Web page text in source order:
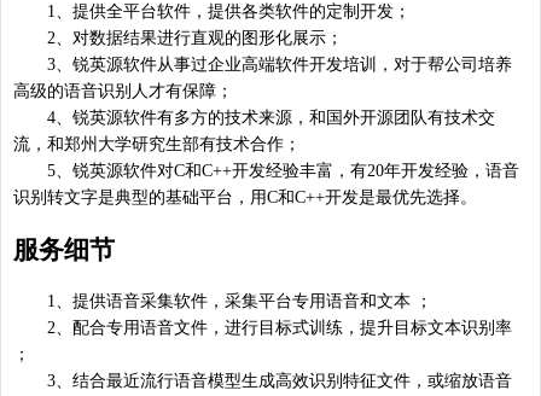
1、提供全平台软件，提供各类软件的定制开发；
2、对数据结果进行直观的图形化展示；
3、锐英源软件从事过企业高端软件开发培训，对于帮公司培养
高级的语音识别人才有保障；
4、锐英源软件有多方的技术来源，和国外开源团队有技术交
流，和郑州大学研究生部有技术合作；
5、锐英源软件对C和C++开发经验丰富，有20年开发经验，语音
识别转文字是典型的基础平台，用C和C++开发是最优先选择。
服务细节
1、提供语音采集软件，采集平台专用语音和文本 ；
2、配合专用语音文件，进行目标式训练，提升目标文本识别率
；
3、结合最近流行语音模型生成高效识别特征文件，或缩放语音